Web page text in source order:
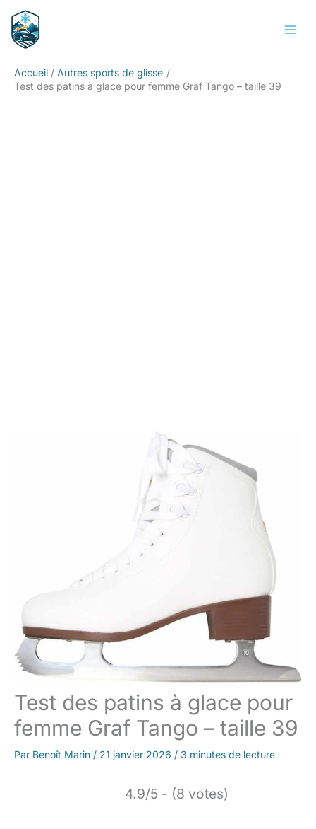
contenu
Accueil
Autres sports de glisse
Test des patins à glace pour femme Graf Tango – taille 39
Test des patins à glace pour
femme Graf Tango – taille 39
Par Benoît Marin / 21 janvier 2026 / 3 minutes de lecture
4.9/5 - (8 votes)
Rechercher